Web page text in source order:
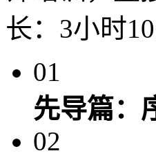
长：3小时
01
先导篇：
02